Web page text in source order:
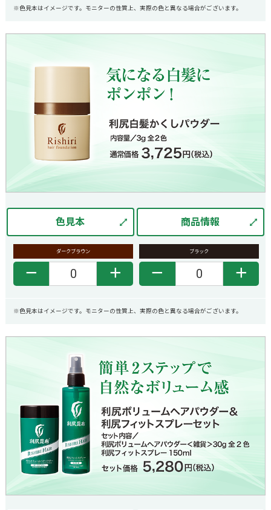
※色見本はイメージです。モニターの性質上、実際の色と異なる場合がございます。
色見本 商品情報
ダークブラウン
－ ＋
ブラック
－ ＋
※色見本はイメージです。モニターの性質上、実際の色と異なる場合がございます。